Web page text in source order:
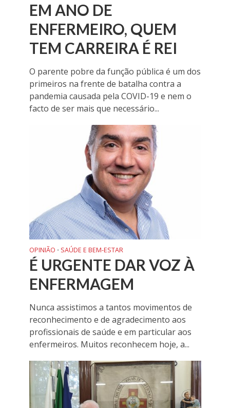
EM ANO DE
ENFERMEIRO, QUEM
TEM CARREIRA É REI
O parente pobre da função pública é um dos
primeiros na frente de batalha contra a
pandemia causada pela COVID-19 e nem o
facto de ser mais que necessário...
OPINIÃO • SAÚDE E BEM-ESTAR
É URGENTE DAR VOZ À
ENFERMAGEM
Nunca assistimos a tantos movimentos de
reconhecimento e de agradecimento aos
profissionais de saúde e em particular aos
enfermeiros. Muitos reconhecem hoje, a...